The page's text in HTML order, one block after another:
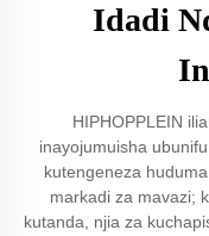
Idadi
HIPHOPPLEIN
inayojumuisha
kutengeneza
markadi za mavazi;
kutanda, njia za